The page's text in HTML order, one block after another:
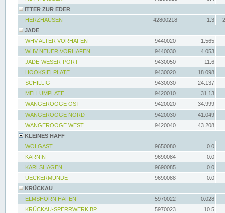
ITTER ZUR EDER
HERZHAUSEN
42800218 1.3
JADE
WHV ALTER VORHAFEN
9440020
1.565
WHV NEUER VORHAFEN
9440030
4.053
JADE-WESER-PORT
9430050
11.6
HOOKSIELPLATE
9430020
18.098
SCHILLIG
9430030
24.137
MELLUMPLATE
9420010
31.13
WANGEROOGE OST
9420020
34.999
WANGEROOGE NORD
9420030
41.049
WANGEROOGE WEST
9420040
43.208
KLEINES HAFF
WOLGAST
9650080
0.0
KARNIN
9690084
0.0
KARLSHAGEN
9690085
0.0
UECKERMÜNDE
9690088
0.0
KRÜCKAU
ELMSHORN HAFEN
5970022
0.028
KRÜCKAU-SPERRWERK BP
5970023
10.5